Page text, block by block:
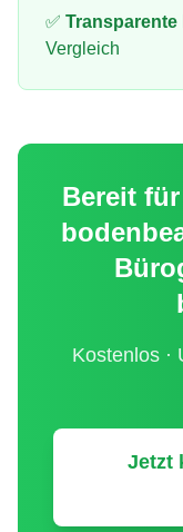
✅ Transparente
Vergleich
Bereit
Kostenlos ·
Jetzt